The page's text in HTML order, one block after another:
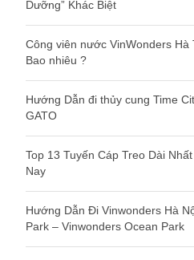
Dưỡng” Khác Biệt
Công viên nước VinWonders
Bao nhiêu ?
Hướng Dẫn đi thủy cung Time
GATO
Top 13 Tuyến Cáp Treo Dài
Nay
Hướng Dẫn Đi Vinwonders Hà
Park – Vinwonders Ocean Park